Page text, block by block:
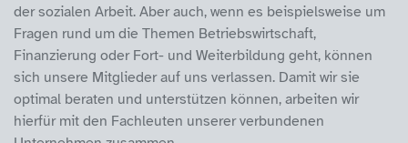
der sozialen Arbeit. Aber auch, wenn es beispielsweise um
Fragen rund um die Themen Betriebswirtschaft,
Finanzierung oder Fort- und Weiterbildung geht, können
sich unsere Mitglieder auf uns verlassen. Damit wir sie
optimal beraten und unterstützen können, arbeiten wir
hierfür mit den Fachleuten unserer verbundenen